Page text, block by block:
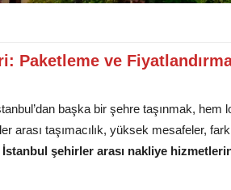
Paketleme ve
başka bir şehre taşınmak,
arası taşımacılık, yüksek mesafeler,
İstanbul şehirler arası nakliye